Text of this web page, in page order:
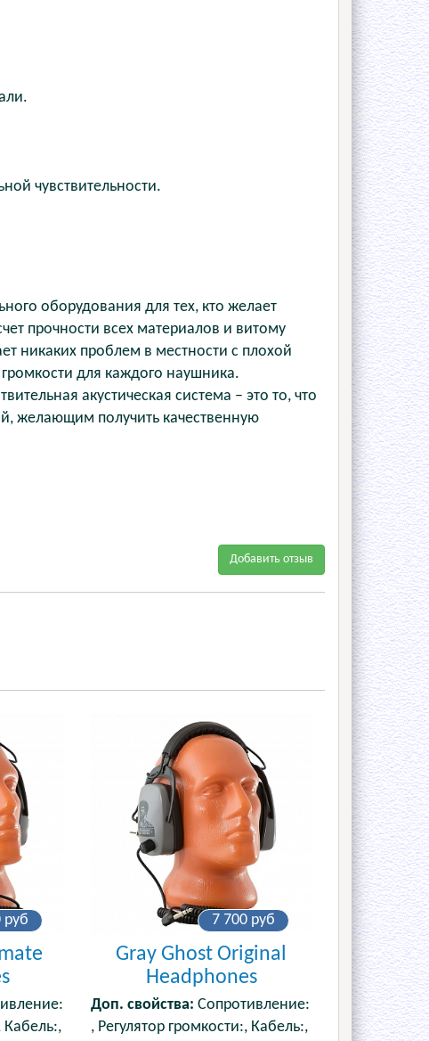
чувствительности.
оборудования для тех, кто желает
прочности всех материалов и витому
никаких проблем в местности с плохой
для каждого наушника.
акустическая система – это то, что
желающим получить качественную
Добавить отзыв
руб
Кабель:,
7 700 руб
Gray Ghost Original
Headphones
Доп. свойства: Сопротивление:
, Регулятор громкости:, Кабель:,